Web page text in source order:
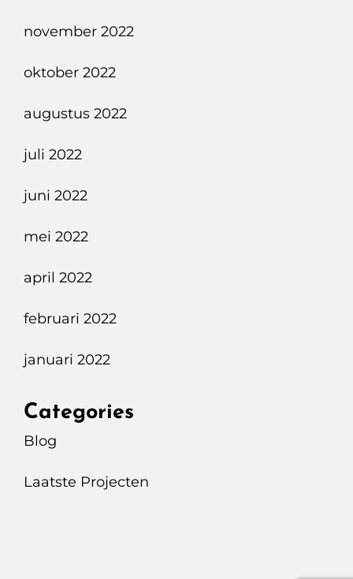
november 2022
oktober 2022
augustus 2022
juli 2022
juni 2022
mei 2022
april 2022
februari 2022
januari 2022
Categories
Blog
Laatste Projecten